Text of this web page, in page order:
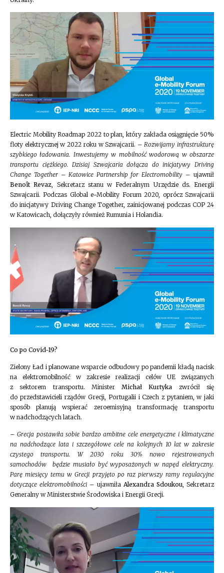
Electric Mobility Roadmap 2022 to plan, który zakłada osiągnięcie 50%
floty elektrycznej w 2022 roku w Szwajcarii. –Rozwijamy infrastrukturę
szybkiego ładowania. Inwestujemy w mobilność wodorową w obszarze
transportu ciężkiego. Dzisiaj Szwajcaria dołącza do inicjatywy Driving
Change Together – Katowice Partnership for Electromobility – ujawnił
Benoît Revaz, Sekretarz stanu w Federalnym Urzędzie ds. Energii
Szwajcarii. Podczas Global e-Mobility Forum 2020, oprócz Szwajcarii
do inicjatywy Driving Change Together, zainicjowanej podczas COP 24
w Katowicach, dołączyły również Rumunia i Holandia.
Co po Covid-19?
Zielony Ład i planowane wsparcie odbudowy po pandemii kładą nacisk
na elektromobilność w zakresie realizacji celów UE związanych
z sektorem transportu. MinisterMichał Kurtyka zwrócił się
do przedstawicieli rządów Grecji, Portugalii i Czech z pytaniem, w jaki
sposób planują wspierać zeroemisyjną transformację transportu
w nadchodzących latach.
–Grecja postawiła sobie bardzo ambitne cele energetyczne i klimatyczne
na nadchodzące lata i szczegółowe cele na kolejnych 10 lat w zakresie
czystego transportu. W 2030 roku 30% nowo rejestrowanych
samochodów będzie musiało być wyposażonych w napęd elektryczny.
Parę miesięcy temu w Grecji przyjęto po raz pierwszy ramy regulacyjne
dotyczące elektromobilności – ujawniła Alexandra Sdoukou, Sekretarz
Generalny w Ministerstwie Środowiska i Energii Grecji.